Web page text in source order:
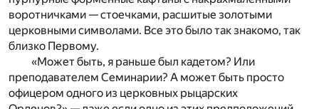
воротничками — стоечками, расшитые золотыми
церковными символами. Все это было так знакомо, так
близко Первому.
«Может быть, я раньше был кадетом? Или
преподавателем Семинарии? А может быть просто
офицером одного из церковных рыцарских